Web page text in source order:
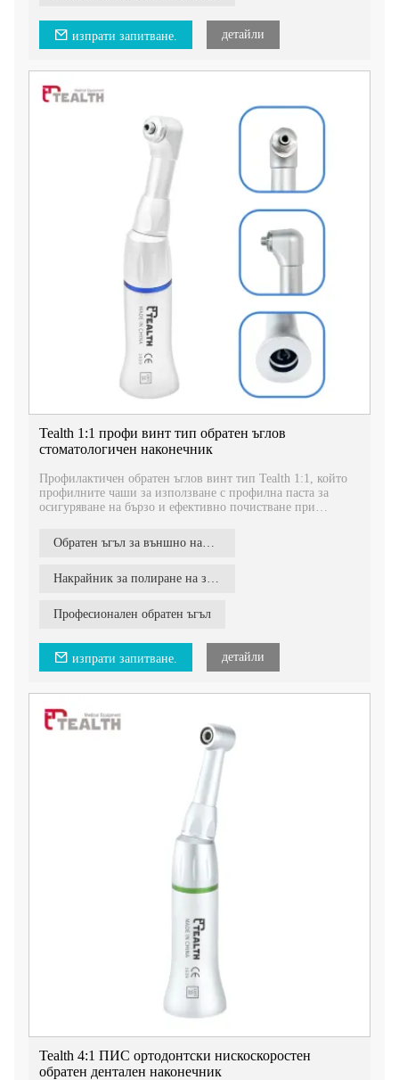
изпрати запитване. детайли
Tealth 1:1 профи винт тип обратен ъглов
стоматологичен наконечник
Профилактичен обратен ъглов винт тип Tealth 1:1, който
профилните чаши за използване с профилна паста за
осигуряване на бързо и ефективно почистване при
Професионален обратен ъгъл
изпрати запитване. детайли
Tealth 4:1 ПИС ортодонтски нискоскоростен
обратен дентален наконечник